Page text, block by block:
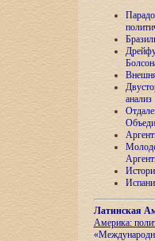
анализ
Латинская
Америка: